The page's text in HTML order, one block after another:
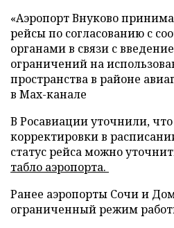
«Аэропорт Внуково
рейсы по согласованию с
органами в связи с
ограничений на
пространства в районе
в Max-канале
В Росавиации уточнили,
корректировки в
статус рейса можно
табло аэропорта.
Ранее аэропорты Сочи и
ограниченный режим